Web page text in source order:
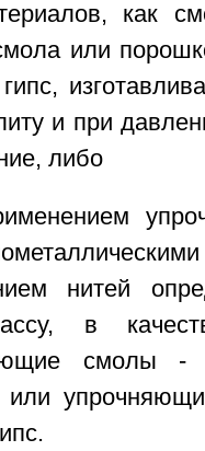
как
или
и при
либо
нитей
в
смолы -
или